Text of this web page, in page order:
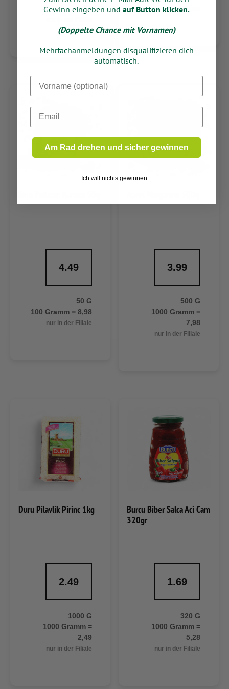
3,82
nur in der Filiale
4.49
50 G
100 Gramm = 8,98
nur in der Filiale
3.99
500 G
1000 Gramm =
7,98
nur in der Filiale
Duru Pilavlik Pirinc 1kg
2.49
1000 G
1000 Gramm =
2,49
nur in der Filiale
Burcu Biber Salca Aci Cam
320gr
1.69
320 G
1000 Gramm =
5,28
nur in der Filiale
Gewinn eingeben und auf Button klicken.
(Doppelte Chance mit Vornamen)
Mehrfachanmeldungen disqualifizieren dich
automatisch.
Dein Vorname
Email
Am Rad drehen und sicher gewinnen
Ich will nichts gewinnen...